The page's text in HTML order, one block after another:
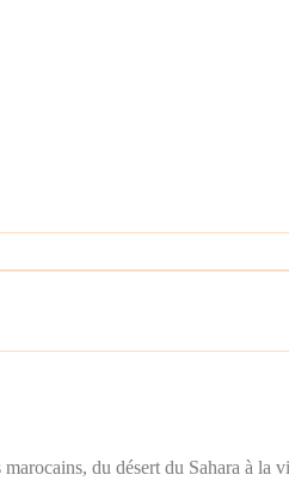
du désert du Sahara à la